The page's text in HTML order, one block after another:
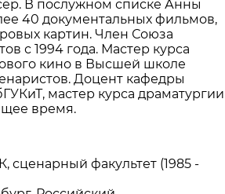
В послужном списке Анны
40 документальных фильмов,
картин. Член Союза
с 1994 года. Мастер курса
кино в Высшей школе
Доцент кафедры
мастер курса драматургии
время.
сценарный факультет (1985 -